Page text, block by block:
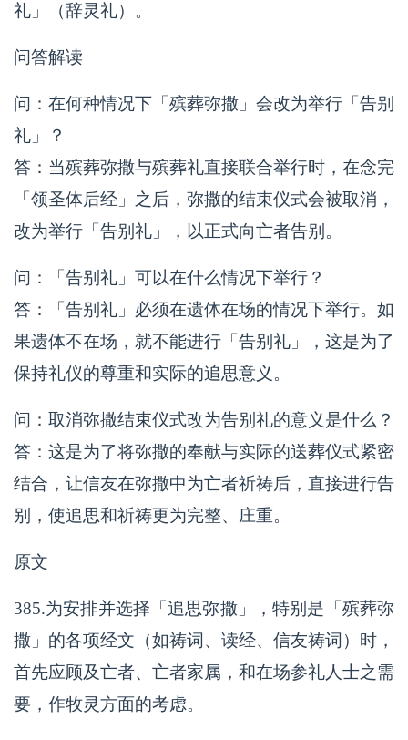
礼」（辞灵礼）。
问答解读
问：在何种情况下「殡葬弥撒」会改为举行「告别
礼」？
答：当殡葬弥撒与殡葬礼直接联合举行时，在念完
「领圣体后经」之后，弥撒的结束仪式会被取消，
改为举行「告别礼」，以正式向亡者告别。
问：「告别礼」可以在什么情况下举行？
答：「告别礼」必须在遗体在场的情况下举行。如
果遗体不在场，就不能进行「告别礼」，这是为了
保持礼仪的尊重和实际的追思意义。
问：取消弥撒结束仪式改为告别礼的意义是什么？
答：这是为了将弥撒的奉献与实际的送葬仪式紧密
结合，让信友在弥撒中为亡者祈祷后，直接进行告
别，使追思和祈祷更为完整、庄重。
原文
385.为安排并选择「追思弥撒」，特别是「殡葬弥
撒」的各项经文（如祷词、读经、信友祷词）时，
首先应顾及亡者、亡者家属，和在场参礼人士之需
要，作牧灵方面的考虑。